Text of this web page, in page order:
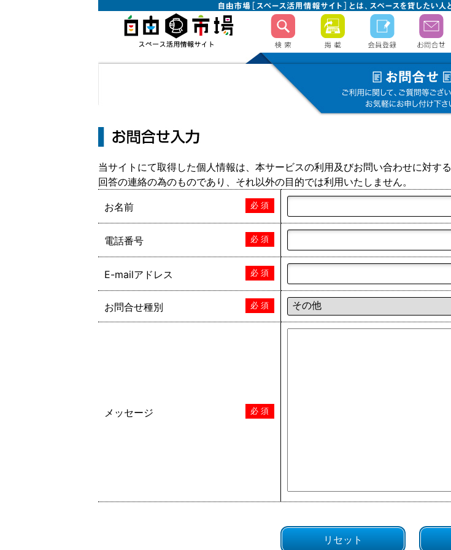
当サイトにて取得した個人情報は、本サービスの利用及びお問い合わせに対する
回答の連絡の為のものであり、それ以外の目的では利用いたしません。
お名前 必 須
電話番号 必 須
E-mailアドレス 必 須
お問合せ種別 必 須
メッセージ 必 須
リセット